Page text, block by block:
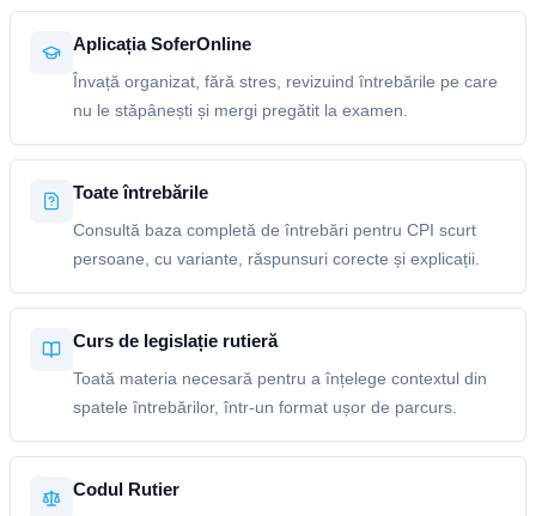
Aplicația SoferOnline
Învață organizat, fără stres, revizuind întrebările pe care
nu le stăpânești și mergi pregătit la examen.
Toate întrebările
Consultă baza completă de întrebări pentru CPI scurt
persoane, cu variante, răspunsuri corecte și explicații.
Curs de legislație rutieră
Toată materia necesară pentru a înțelege contextul din
spatele întrebărilor, într-un format ușor de parcurs.
Codul Rutier